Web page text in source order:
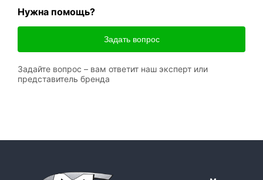
Нужна помощь?
Задать вопрос
Задайте вопрос – вам ответит наш эксперт или
представитель бренда